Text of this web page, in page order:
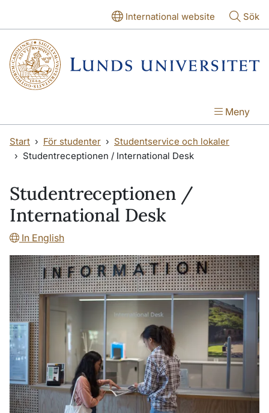
International website Sök
Meny
Start För studenter
Studentservice och lokaler
Studentreceptionen / International Desk
Studentreceptionen /
International Desk
In English